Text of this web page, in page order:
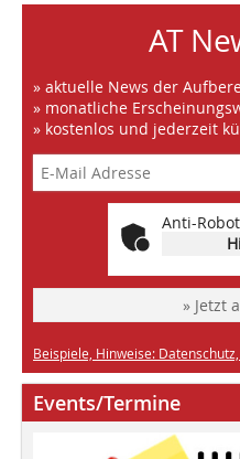
AT
» aktuelle News der
» monatliche
» kostenlos und jederzeit
Anti-
» Jetzt
Beispiele, Hinweise:
Events/Termine